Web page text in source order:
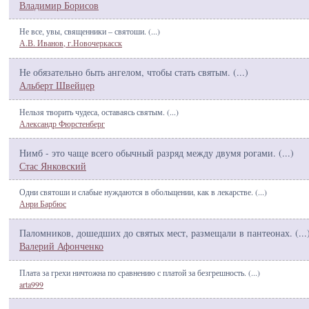
Владимир Борисов
Не все, увы, священники – святоши. (...)
А.В. Иванов, г.Новочеркасск
Не обязательно быть ангелом, чтобы стать святым. (...)
Альберт Швейцер
Нельзя творить чудеса, оставаясь святым. (...)
Александр Фюрстенберг
Нимб - это чаще всего обычный разряд между двумя рогами. (...)
Стас Янковский
Одни святоши и слабые нуждаются в обольщении, как в лекарстве. (...)
Анри Барбюс
Паломников, дошедших до святых мест, размещали в пантеонах. (...
Валерий Афонченко
Плата за грехи ничтожна по сравнению с платой за безгрешность. (...)
arta999